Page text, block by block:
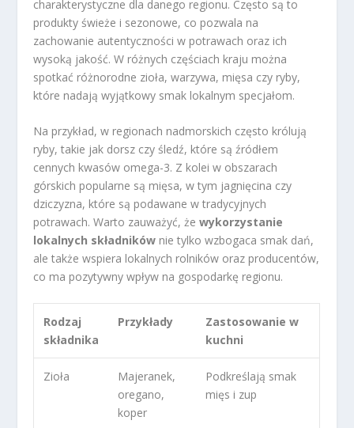
charakterystyczne dla danego regionu. Często są to
produkty świeże i sezonowe, co pozwala na
zachowanie autentyczności w potrawach oraz ich
wysoką jakość. W różnych częściach kraju można
spotkać różnorodne zioła, warzywa, mięsa czy ryby,
które nadają wyjątkowy smak lokalnym specjałom.
Na przykład, w regionach nadmorskich często królują
ryby, takie jak dorsz czy śledź, które są źródłem
cennych kwasów omega-3. Z kolei w obszarach
górskich popularne są mięsa, w tym jagnięcina czy
dziczyzna, które są podawane w tradycyjnych
potrawach. Warto zauważyć, żewykorzystanie
lokalnych składników nie tylko wzbogaca smak dań,
ale także wspiera lokalnych rolników oraz producentów,
co ma pozytywny wpływ na gospodarkę regionu.
Rodzaj
składnika
Przykłady
Zastosowanie w
kuchni
Zioła
Majeranek,
oregano,
koper
Podkreślają smak
mięs i zup